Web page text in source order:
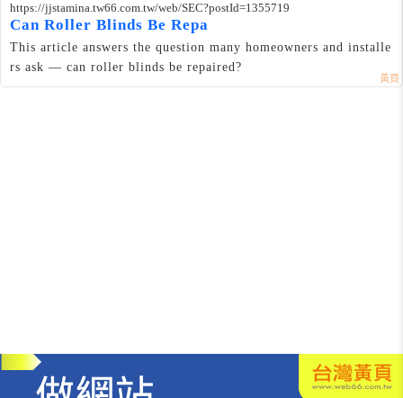
https://jjstamina.tw66.com.tw/web/SEC?postId=1355719
Can Roller Blinds Be Repa
This article answers the question many homeowners and installe
rs ask — can roller blinds be repaired?